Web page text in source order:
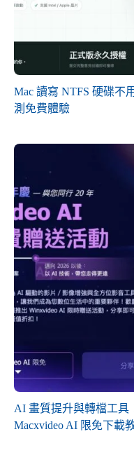
Mac 讀寫 NTFS 硬碟不
測免費體驗
AI 畫質提升與轉檔工具
Macxvideo AI 限免下載